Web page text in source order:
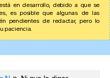
en desarrollo, debido a que se
es posible que algunas de las
pendientes de redactar, pero lo
paciencia.